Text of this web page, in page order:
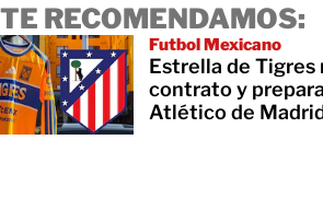
TE RECOMENDAMOS:
Futbol Mexicano
Estrella de Tigres
contrato y
Atlético de